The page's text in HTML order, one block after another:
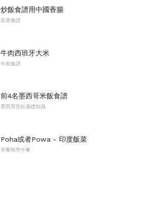
炒飯食譜用中國香腸
蔬菜食譜
牛肉西班牙大米
牛肉食譜
前4名墨西哥米飯食譜
墨西哥烹飪基礎知識
Poha或者Powa - 印度飯菜
早餐和早午餐